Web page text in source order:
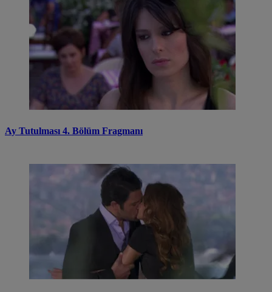
Ay Tutulması 4. Bölüm Fragmanı